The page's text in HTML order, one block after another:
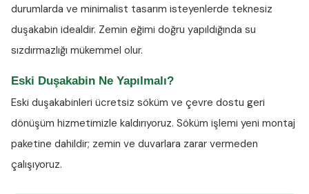
durumlarda ve minimalist tasarım isteyenlerde teknesiz
duşakabin idealdir. Zemin eğimi doğru yapıldığında su
sızdırmazlığı mükemmel olur.
Eski Duşakabin Ne Yapılmalı?
Eski duşakabinleri ücretsiz söküm ve çevre dostu geri
dönüşüm hizmetimizle kaldırıyoruz. Söküm işlemi yeni montaj
paketine dahildir; zemin ve duvarlara zarar vermeden
çalışıyoruz.